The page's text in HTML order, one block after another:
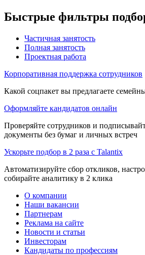
Быстрые фильтры
Частичная занятость
Полная занятость
Проектная работа
Корпоративная поддержка сотрудников
Какой соцпакет вы предлагаете
Оформляйте кандидатов онлайн
Проверяйте сотрудников и
документы без бумаг и личных встреч
Ускорьте подбор в 2 раза с Talantix
Автоматизируйте сбор откликов,
собирайте аналитику в 2 клика
О компании
Наши вакансии
Партнерам
Реклама на сайте
Новости и статьи
Инвесторам
Кандидаты по профессиям